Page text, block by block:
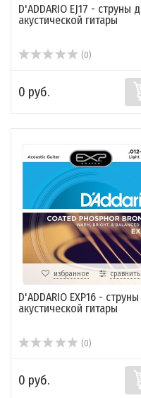
D'ADDARIO EJ17 - струны
акустической гитары
(0)
0 руб.
избранное сравнить
D'ADDARIO EXP16 -
акустической гитары
(0)
0 руб.